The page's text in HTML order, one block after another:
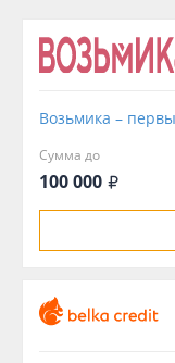
Возьмика –
Сумма до
100 000